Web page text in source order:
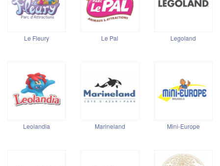
Le Fleury Le Pal Legoland
Leolandia Marineland Mini-Europe